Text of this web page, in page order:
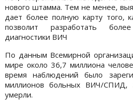
нового штамма. Тем не менее,
дает более полную карту того,
позволит разработать
диагностики ВИЧ
По данным Всемирной
мире около 36,7 миллиона
время наблюдений было
миллионов больных ВИЧ/СПИД,
умерли.